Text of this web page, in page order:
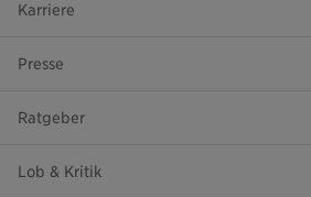
Karriere
Presse
Ratgeber
Lob & Kritik